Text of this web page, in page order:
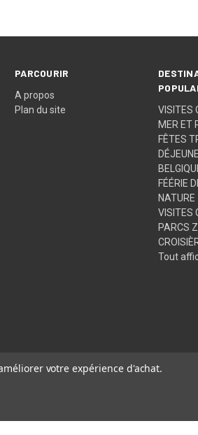
PARCOURIR
A propos
Plan du site
VISITES
MER ET
FÊTES
FÉÉRIE
NATURE
VISITES
PARCS
Tout
votre expérience d'achat.